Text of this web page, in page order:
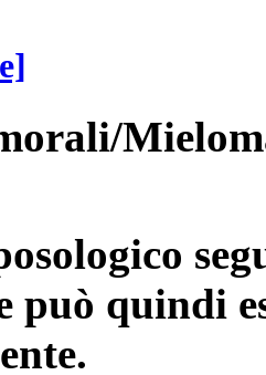
può quindi